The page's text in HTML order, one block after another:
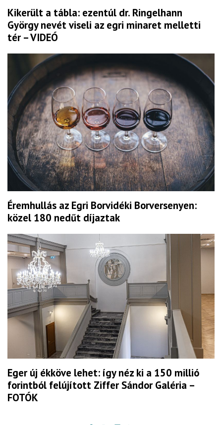
Kikerült a tábla: ezentúl dr. Ringelhann
György nevét viseli az egri minaret melletti
tér – VIDEÓ
Éremhullás az Egri Borvidéki Borversenyen:
közel 180 nedűt díjaztak
Eger új ékköve lehet: így néz ki a 150 millió
forintból felújított Ziffer Sándor Galéria –
FOTÓK